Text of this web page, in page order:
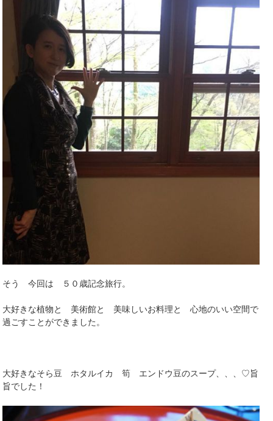
そう 今回は ５０歳記念旅行。
大好きな植物と 美術館と 美味しいお料理と 心地のいい空間で
過ごすことができました。
大好きなそら豆 ホタルイカ 筍 エンドウ豆のスープ、、、♡旨
旨でした！